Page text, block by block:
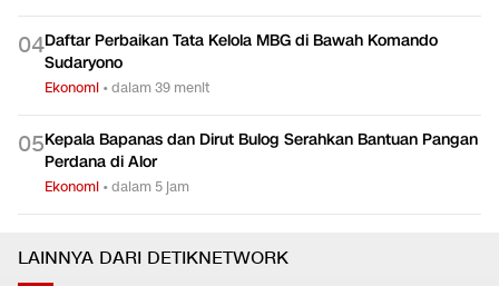
04Daftar Perbaikan Tata Kelola MBG di Bawah Komando
Sudaryono
Ekonomi •dalam 39 menit
05Kepala Bapanas dan Dirut Bulog Serahkan Bantuan Pangan
Perdana di Alor
Ekonomi •dalam 5 jam
LAINNYA DARI DETIKNETWORK